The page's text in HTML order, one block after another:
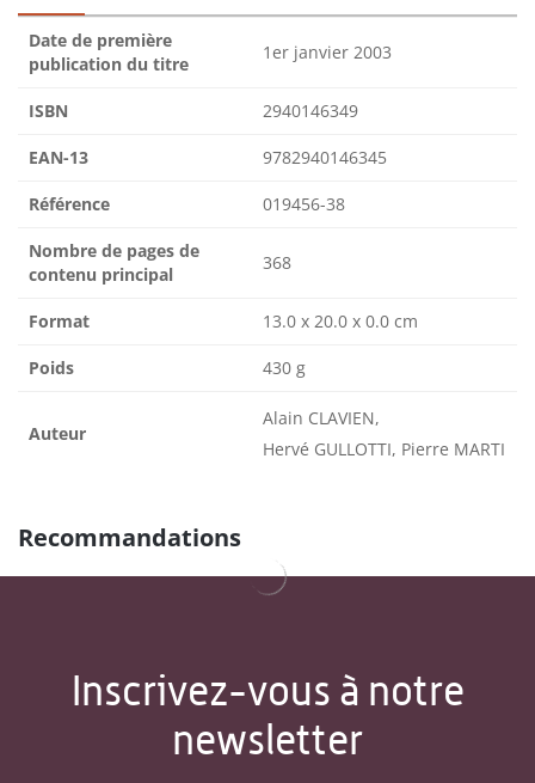
Date de première
publication du titre
1er janvier 2003
ISBN 2940146349
EAN-13 9782940146345
Référence 019456-38
Nombre de pages de
contenu principal
368
Format 13.0 x 20.0 x 0.0 cm
Poids 430 g
Auteur
Alain CLAVIEN,
Hervé GULLOTTI, Pierre MARTI
Recommandations
Inscrivez-vous à notre
newsletter